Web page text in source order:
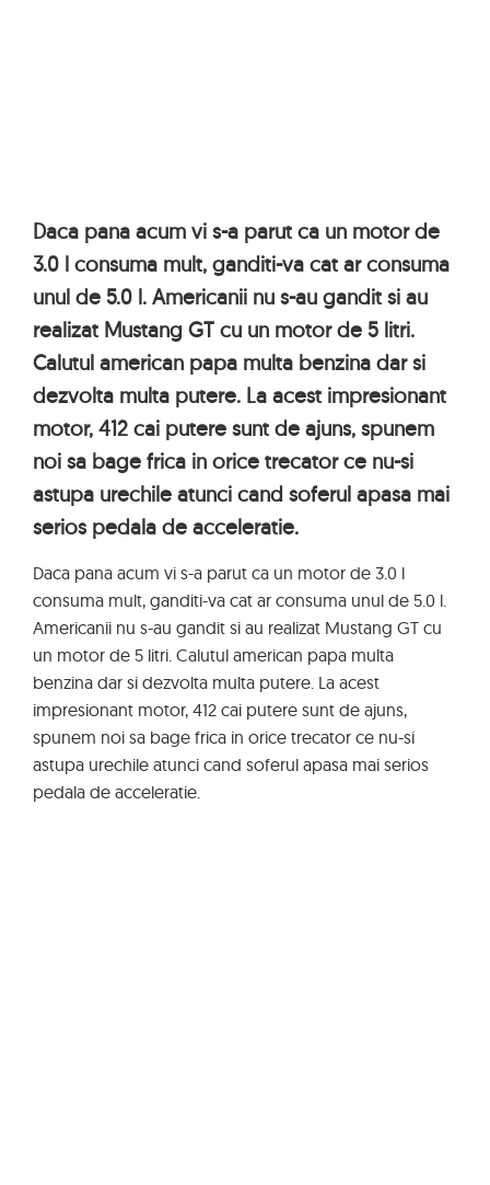
Daca pana acum vi s-a parut ca un motor de
3.0 l consuma mult, ganditi-va cat ar consuma
unul de 5.0 l. Americanii nu s-au gandit si au
realizat Mustang GT cu un motor de 5 litri.
Calutul american papa multa benzina dar si
dezvolta multa putere. La acest impresionant
motor, 412 cai putere sunt de ajuns, spunem
noi sa bage frica in orice trecator ce nu-si
astupa urechile atunci cand soferul apasa mai
serios pedala de acceleratie.
Daca pana acum vi s-a parut ca un motor de 3.0 l
consuma mult, ganditi-va cat ar consuma unul de 5.0 l.
Americanii nu s-au gandit si au realizat Mustang GT cu
un motor de 5 litri. Calutul american papa multa
benzina dar si dezvolta multa putere. La acest
impresionant motor, 412 cai putere sunt de ajuns,
spunem noi sa bage frica in orice trecator ce nu-si
astupa urechile atunci cand soferul apasa mai serios
pedala de acceleratie.